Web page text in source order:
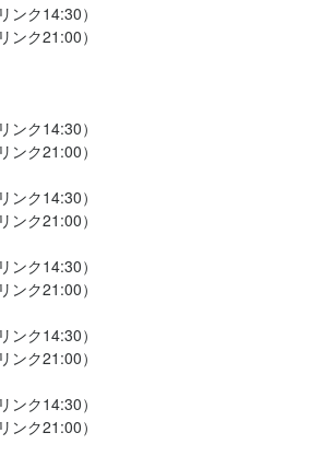
ク14:30）
ク21:00）
ク14:30）
ク21:00）
ク14:30）
ク21:00）
ク14:30）
ク21:00）
ク14:30）
ク21:00）
ク14:30）
ク21:00）